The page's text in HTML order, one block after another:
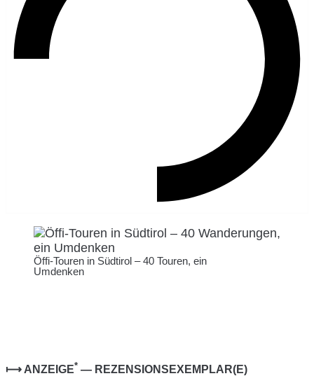
Öffi-Touren in Südtirol – 40 Touren, ein
Umdenken
⟼ ANZEIGE* — REZENSIONSEXEMPLAR(E)